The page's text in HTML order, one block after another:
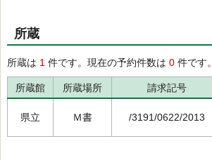
所蔵
所蔵は 1 件です。現在の予約件数は 0 件です。
所蔵館 所蔵場所 請求記号
県立 Ｍ書 /3191/0622/2013